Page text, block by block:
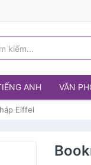
ANH VĂN
Eiffel